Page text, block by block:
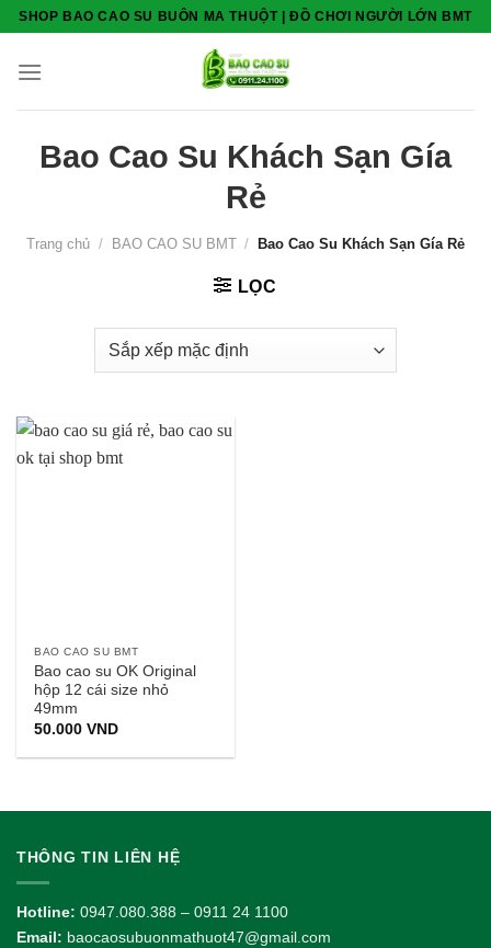
Skip
content
SHOP BAO CAO SU BUÔN MA THUỘT | ĐỒ CHƠI NGƯỜI LỚN BMT
Bao Cao Su Khách Sạn Gía
Rẻ
Trang chủ / BAO CAO SU BMT / Bao Cao Su Khách Sạn Gía Rẻ
LỌC
BAO CAO SU BMT
Bao cao su OK Original
hộp 12 cái size nhỏ
49mm
50.000VND
THÔNG TIN LIÊN HỆ
Hotline: 0947.080.388 – 0911 24 1100
Email: baocaosubuonmathuot47@gmail.com